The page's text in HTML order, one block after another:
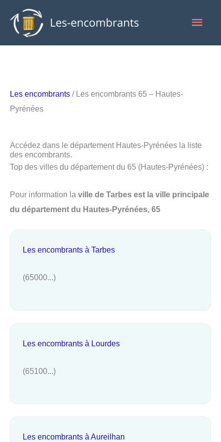
contenu
Les encombrants / Les encombrants 65 – Hautes-
Pyrénées
Accédez dans le département Hautes-Pyrénées la liste
des encombrants.
Top des villes du département du 65 (Hautes-Pyrénées) :
Pour information la ville de Tarbes est la ville principale
du département du Hautes-Pyrénées, 65
Les encombrants à Tarbes
(65000...)
Les encombrants à Lourdes
(65100...)
Les encombrants à Aureilhan